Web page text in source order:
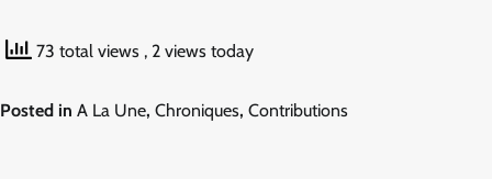
73 total views , 2 views today
Posted in A La Une, Chroniques, Contributions